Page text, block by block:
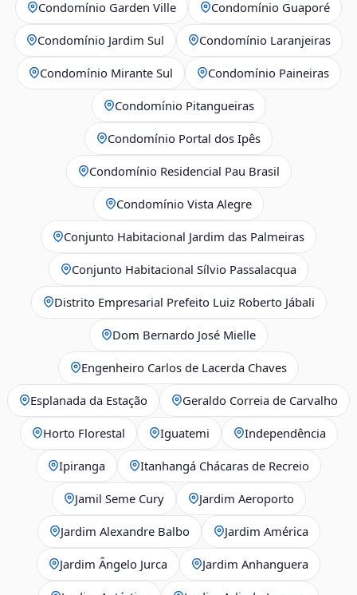
Condomínio Garden Ville Condomínio Guaporé
Condomínio Jardim Sul Condomínio Laranjeiras
Condomínio Mirante Sul Condomínio Paineiras
Condomínio Pitangueiras
Condomínio Portal dos Ipês
Condomínio Residencial Pau Brasil
Condomínio Vista Alegre
Conjunto Habitacional Jardim das Palmeiras
Conjunto Habitacional Sílvio Passalacqua
Distrito Empresarial Prefeito Luiz Roberto Jábali
Dom Bernardo José Mielle
Engenheiro Carlos de Lacerda Chaves
Esplanada da Estação Geraldo Correia de Carvalho
Horto Florestal Iguatemi Independência
Ipiranga Itanhangá Chácaras de Recreio
Jamil Seme Cury Jardim Aeroporto
Jardim Alexandre Balbo Jardim América
Jardim Ângelo Jurca Jardim Anhanguera